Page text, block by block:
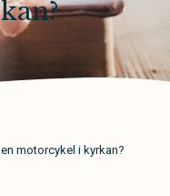
motorcykel i kyrkan?